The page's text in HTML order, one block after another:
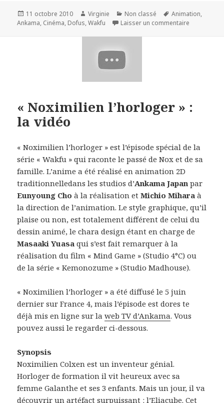
Publié
le
11 octobre 2010 Auteur
Virginie Catégories
Non classé
Mots-
clés
Animation,
Ankama, Cinéma, Dofus,Wakfu Laisser un commentaire
« Noximilien l’horloger » :
la vidéo
« Noximilien l’horloger » est l’épisode spécial de la
série « Wakfu » qui raconte le passé de Nox et de sa
famille. L’anime a été réalisé en animation 2D
traditionnelledans les studios d’Ankama Japan par
Eunyoung Cho à la réalisation etMichio Mihara à
la direction de l’animation. Le style graphique, qu’il
plaise ou non, est totalement différent de celui du
dessin animé, le chara design étant en charge de
Masaaki Yuasa qui s’est fait remarquer à la
réalisation du film « Mind Game » (Studio 4°C) ou
de la série « Kemonozume » (Studio Madhouse).
« Noximilien l’horloger » a été diffusé le 5 juin
dernier sur France 4, mais l’épisode est dores te
déjà mis en ligne sur laweb TV d’Ankama. Vous
pouvez aussi le regarder ci-dessous.
Synopsis
Noximilien Colxen est un inventeur génial.
Horloger de formation il vit heureux avec sa
femme Galanthe et ses 3 enfants. Mais un jour, il va
découvrir un artéfact surpuissant : l’Eliacube. Cet